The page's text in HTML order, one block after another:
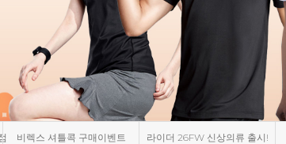
요넥스 파워쿠션 65Z4 재입고! 요넥스 벚꽃에디션 마지막 재입고